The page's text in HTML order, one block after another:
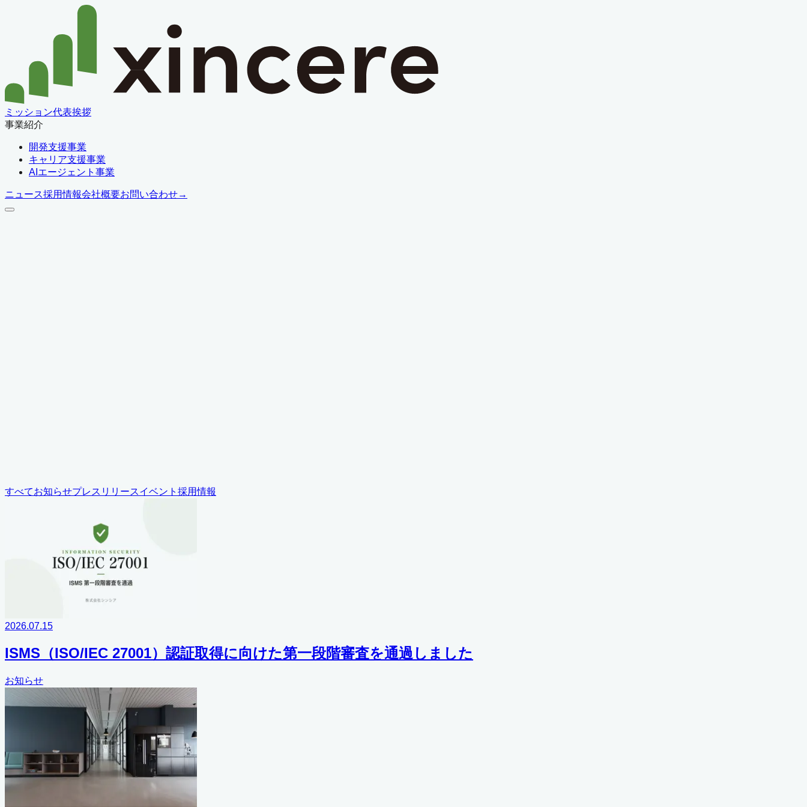
ミッション代表挨拶
事業紹介
開発支援事業
キャリア支援事業
AIエージェント事業
ニュース採用情報会社概要お問い合わせ→
すべてお知らせプレスリリースイベント 採用情報
2026.07.15
ISMS（ISO/IEC 27001）認証取得に向けた第一段階審査を通過しました
お知らせ